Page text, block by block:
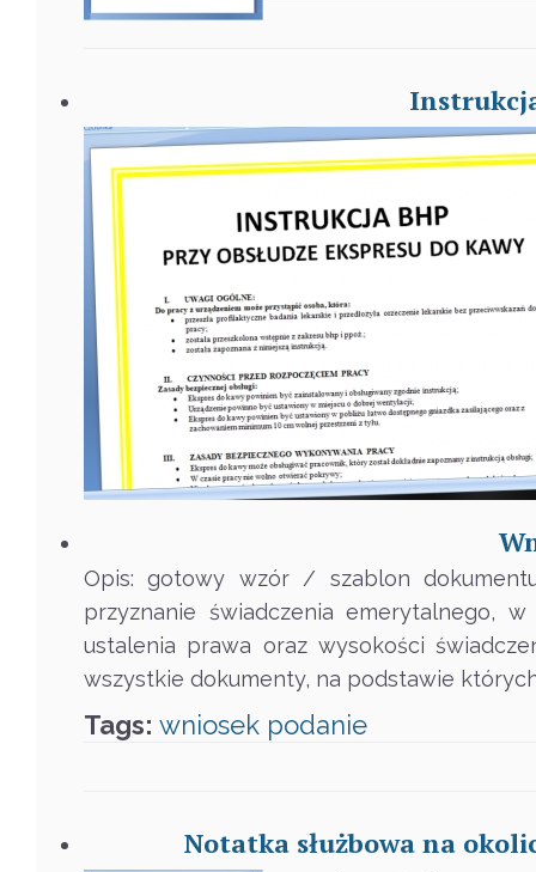
Opis: gotowy wzór / szablon
przyznanie świadczenia emerytalnego,
ustalenia prawa oraz wysokości
wszystkie dokumenty, na podstawie których
Tags: wniosek podanie
Notatka służbowa na